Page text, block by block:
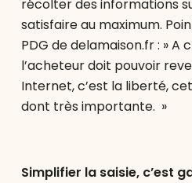
récolter des informations
satisfaire au maximum.
PDG de delamaison.fr : » A
l’acheteur doit pouvoir
Internet, c’est la liberté,
dont très
Simplifier la saisie, c’est